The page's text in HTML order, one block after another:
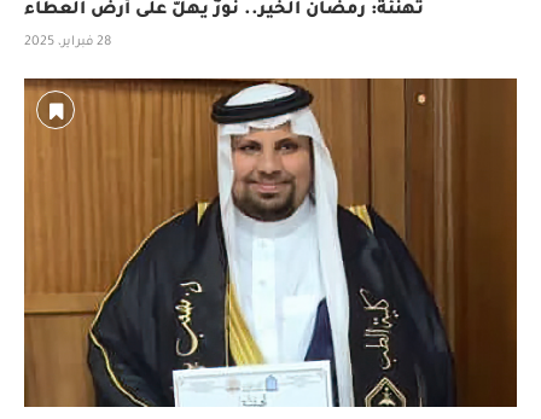
تهنئة: رمضان الخير.. نورٌ يهلّ على أرض العطاء
28 فبراير، 2025